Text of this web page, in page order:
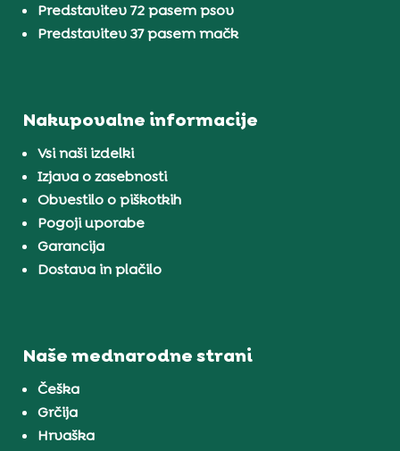
Predstavitev 72 pasem psov
Predstavitev 37 pasem mačk
Nakupovalne informacije
Vsi naši izdelki
Izjava o zasebnosti
Obvestilo o piškotkih
Pogoji uporabe
Garancija
Dostava in plačilo
Naše mednarodne strani
Češka
Grčija
Hrvaška